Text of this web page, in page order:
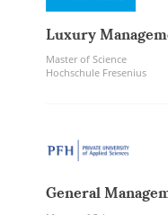
Luxury
Master of Science
Hochschule Fresenius
General